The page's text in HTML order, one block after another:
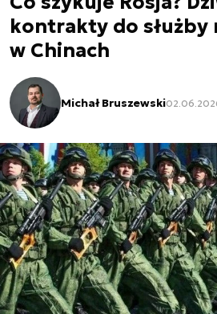
kontrakty do służby
w Chinach
Michał Bruszewski